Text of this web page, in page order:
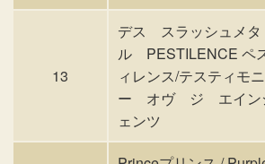
13
デス スラッシュメタ
ル PESTILENCE ペ
ィレンス/テスティモニ
ー オヴ ジ エイン
ェンツ